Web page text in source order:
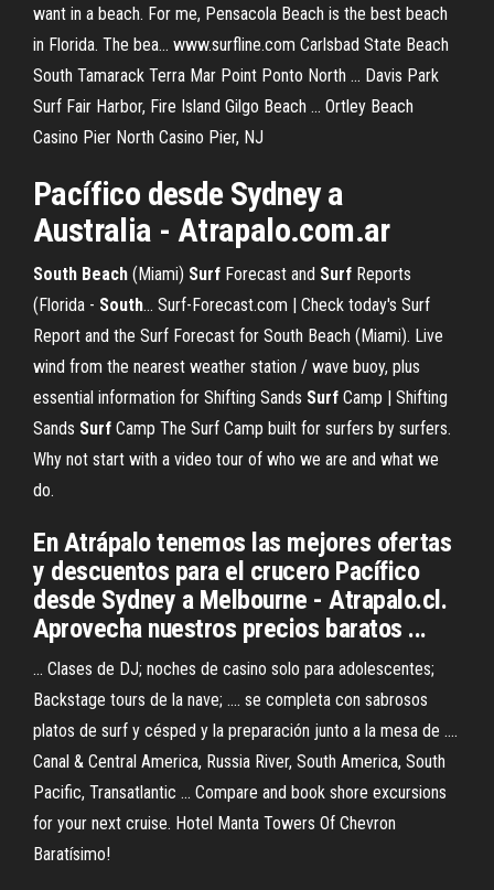
want in a beach. For me, Pensacola Beach is the best beach
in Florida. The bea... www.surfline.com Carlsbad State Beach
South Tamarack Terra Mar Point Ponto North ... Davis Park
Surf Fair Harbor, Fire Island Gilgo Beach ... Ortley Beach
Casino Pier North Casino Pier, NJ
Pacífico desde Sydney a
Australia - Atrapalo.com.ar
South Beach (Miami) Surf Forecast and Surf Reports
(Florida - South... Surf-Forecast.com | Check today's Surf
Report and the Surf Forecast for South Beach (Miami). Live
wind from the nearest weather station / wave buoy, plus
essential information for Shifting Sands Surf Camp | Shifting
Sands Surf Camp The Surf Camp built for surfers by surfers.
Why not start with a video tour of who we are and what we
do.
En Atrápalo tenemos las mejores ofertas
y descuentos para el crucero Pacífico
desde Sydney a Melbourne - Atrapalo.cl.
Aprovecha nuestros precios baratos ...
... Clases de DJ; noches de casino solo para adolescentes;
Backstage tours de la nave; .... se completa con sabrosos
platos de surf y césped y la preparación junto a la mesa de ....
Canal & Central America, Russia River, South America, South
Pacific, Transatlantic ... Compare and book shore excursions
for your next cruise. Hotel Manta Towers Of Chevron
Baratísimo!